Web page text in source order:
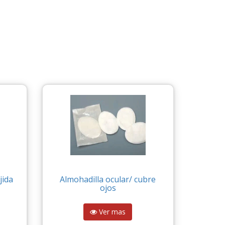
Almohadilla ocular/ cubre
ojos
Ver mas